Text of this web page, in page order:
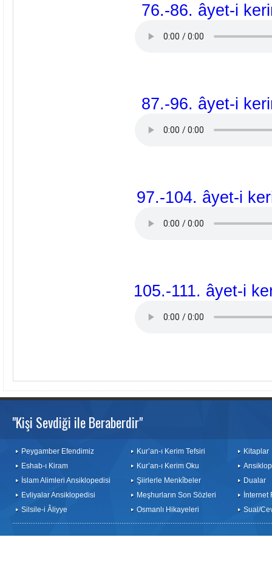
76.-86. âyet-i
87.-96. âyet-i
97.-104. âyet-i
105.-111. âyet-i
"Kişi Sevdiği ile Beraberdir"
Peygamber Efendimiz
Eshab-ı Kiram
İslam Alimleri Ansiklopedisi
Evliyalar Ansiklopedisi
Silsile-i Âliyye
Kur’an-ı Kerim Tefsiri
Kur’an-ı Kerim Oku
Şiirlerle Menkîbeler
Meşhurların Son Sözleri
Osmanlı Hikayeleri
Kitaplar
Dualar
İnternet
Sual/